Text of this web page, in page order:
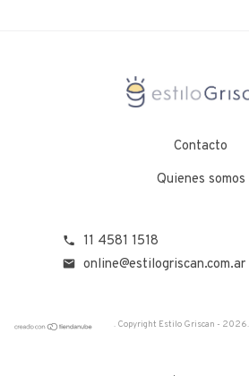
Contacto
Quienes somos
11 4581 1518
online@estilogriscan.com.ar
. Copyright Estilo Griscan - 2026.